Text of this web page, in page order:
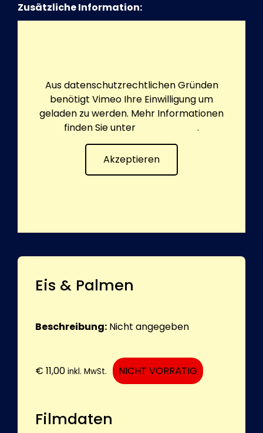
Zusätzliche Information:
Aus datenschutzrechtlichen Gründen
benötigt Vimeo Ihre Einwilligung um
geladen zu werden. Mehr Informationen
finden Sie unter
.
Akzeptieren
Eis & Palmen
Beschreibung: Nicht angegeben
€ 11,00 inkl. MwSt. NICHT VORRÄTIG
Filmdaten